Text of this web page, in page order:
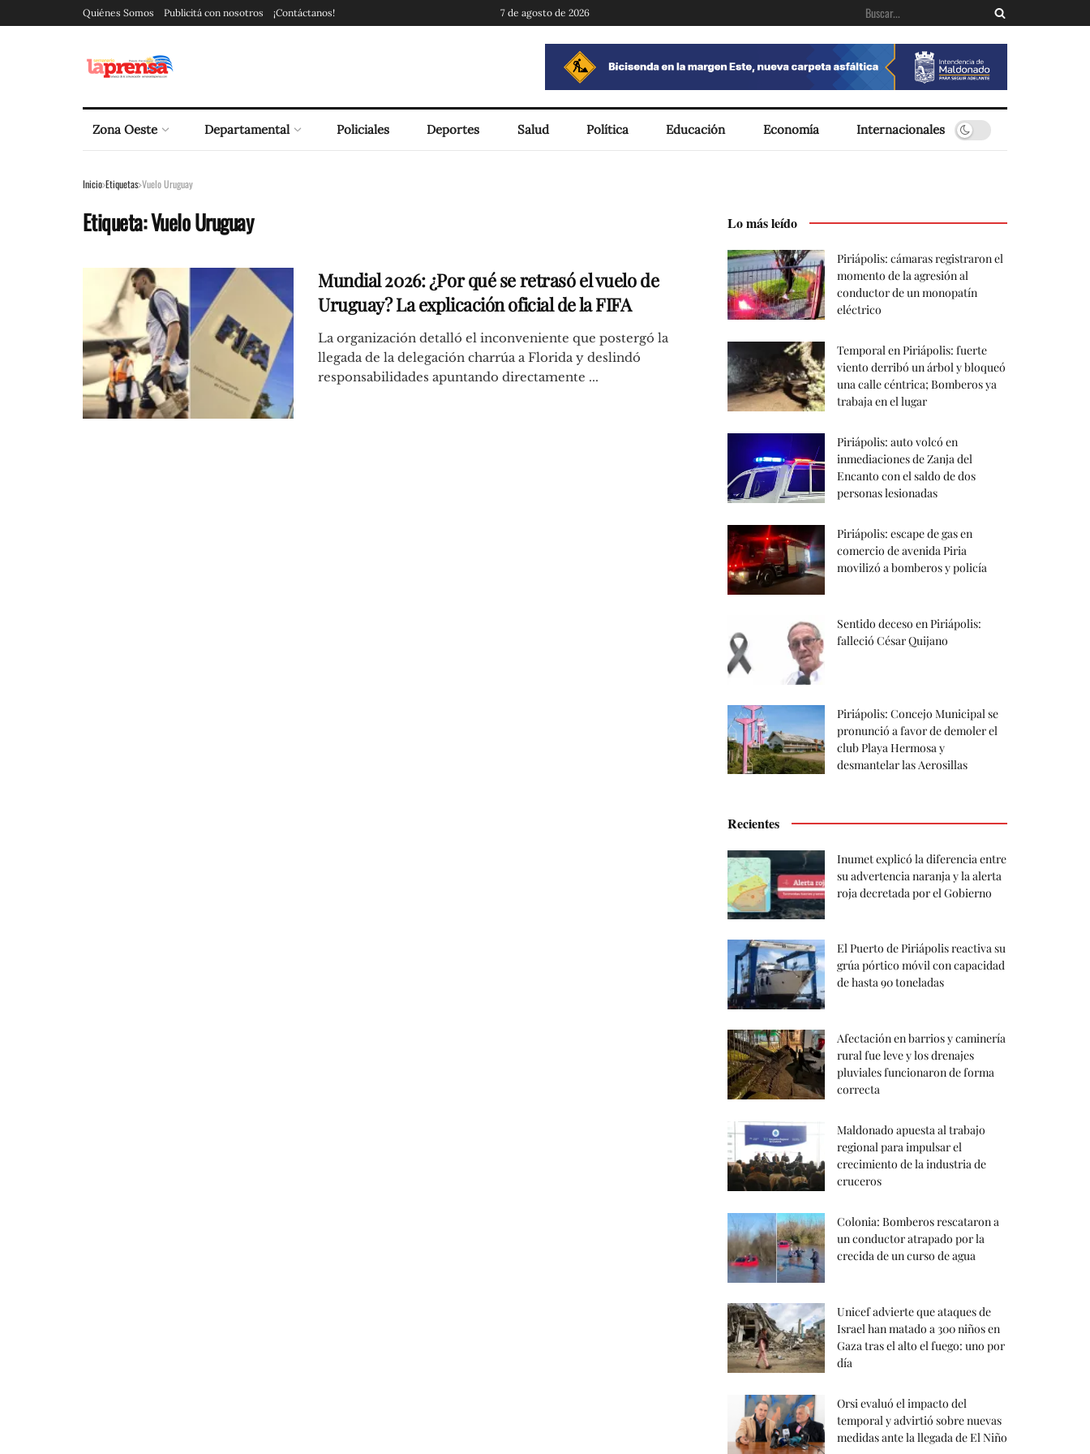
Quiénes Somos Publicitá con nosotros ¡Contáctanos! 7 de agosto de 2026
Zona Oeste Departamental Policiales Deportes Salud Política Educación Economía Internacionales
Inicio Etiquetas Vuelo Uruguay
Etiqueta:Vuelo Uruguay
Mundial 2026: ¿Por qué se retrasó el vuelo de
Uruguay? La explicación oficial de la FIFA
La organización detalló el inconveniente que postergó la
llegada de la delegación charrúa a Florida y deslindó
responsabilidades apuntando directamente ...
Lo más leído
Piriápolis: cámaras registraron el
momento de la agresión al
conductor de un monopatín
eléctrico
Temporal en Piriápolis: fuerte
viento derribó un árbol y bloqueó
una calle céntrica; Bomberos ya
trabaja en el lugar
Piriápolis: auto volcó en
inmediaciones de Zanja del
Encanto con el saldo de dos
personas lesionadas
Piriápolis: escape de gas en
comercio de avenida Piria
movilizó a bomberos y policía
Sentido deceso en Piriápolis:
falleció César Quijano
Piriápolis: Concejo Municipal se
pronunció a favor de demoler el
club Playa Hermosa y
desmantelar las Aerosillas
Recientes
Inumet explicó la diferencia entre
su advertencia naranja y la alerta
roja decretada por el Gobierno
El Puerto de Piriápolis reactiva su
grúa pórtico móvil con capacidad
de hasta 90 toneladas
Afectación en barrios y caminería
rural fue leve y los drenajes
pluviales funcionaron de forma
correcta
Maldonado apuesta al trabajo
regional para impulsar el
crecimiento de la industria de
cruceros
Colonia: Bomberos rescataron a
un conductor atrapado por la
crecida de un curso de agua
Unicef advierte que ataques de
Israel han matado a 300 niños en
Gaza tras el alto el fuego: uno por
día
Orsi evaluó el impacto del
temporal y advirtió sobre nuevas
medidas ante la llegada de El Niño